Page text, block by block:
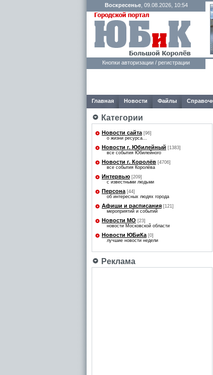
Воскресенье, 09.08.2026, 10:54
Кнопки авторизации / регистрации
Главная Новости Файлы
Категории
Новости сайта [96]
о жизни ресурса...
Новости г. Юбилейный [1383]
все события Юбилейного
Новости г. Королёв [4706]
все события Королёва
Интервью [209]
с известными людьми
Персона [44]
об интересных людях города
Афиши и расписания [121]
мероприятий и событий
Новости МО [23]
новости Московской области
Новости ЮБиКа [0]
лучшие новости недели
Реклама